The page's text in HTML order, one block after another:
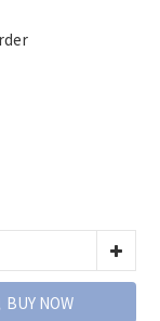
BUY NOW